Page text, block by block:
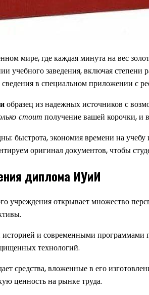
мире, где каждая минута на вес
учебного заведения, включая
в специальном приложении с
образец из надежных источников с
стоит получение вашей корочки, и
быстрота, экономия времени на
оригинал документов, чтобы
диплома ИУиИ
учреждения открывает множество
историей и современными
технологий.
средства, вложенные в его
ценность на рынке труда.